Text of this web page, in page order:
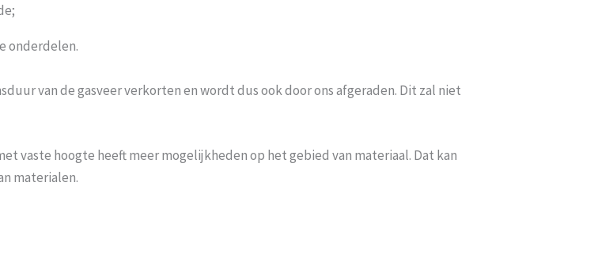
onderdelen.
van de gasveer verkorten en wordt dus ook door ons afgeraden. Dit zal niet
vaste hoogte heeft meer mogelijkheden op het gebied van materiaal. Dat kan
materialen.